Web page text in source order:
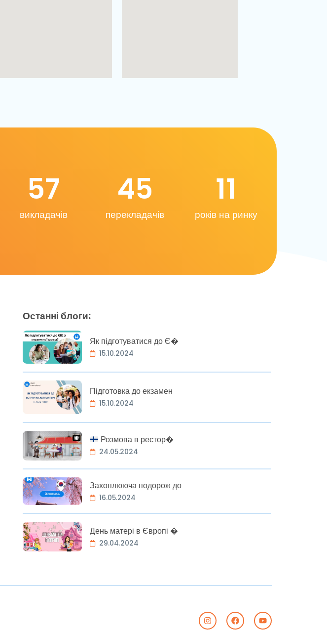
викладачів
57
перекладачів
45
років на ринку
11
Останні блоги:
Як підготуватися до Є�
15.10.2024
Підготовка до екзамен
15.10.2024
Розмова в рестор�
24.05.2024
Захоплююча подорож до
16.05.2024
День матері в Європі �
29.04.2024